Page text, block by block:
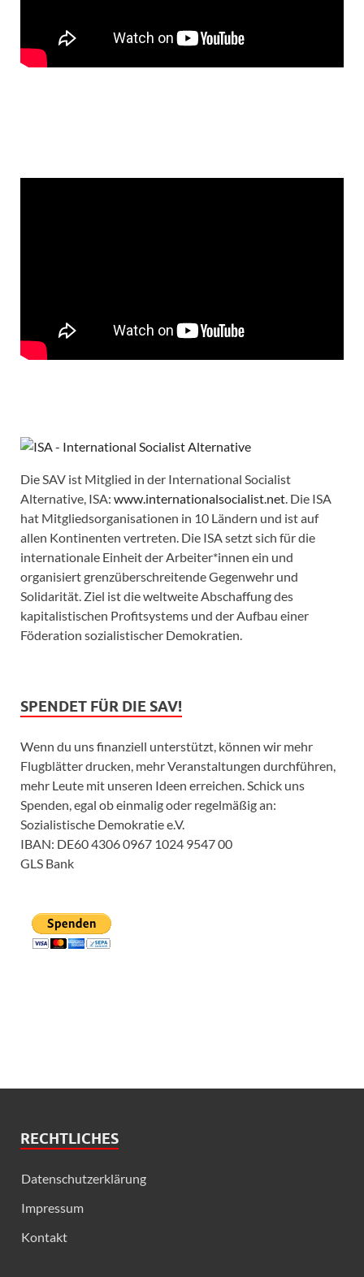
Die SAV ist Mitglied in der International Socialist
Alternative, ISA: www.internationalsocialist.net. Die ISA
hat Mitgliedsorganisationen in 10 Ländern und ist auf
allen Kontinenten vertreten. Die ISA setzt sich für die
internationale Einheit der Arbeiter*innen ein und
organisiert grenzüberschreitende Gegenwehr und
Solidarität. Ziel ist die weltweite Abschaffung des
kapitalistischen Profitsystems und der Aufbau einer
Föderation sozialistischer Demokratien.
SPENDET FÜR DIE SAV!
Wenn du uns finanziell unterstützt, können wir mehr
Flugblätter drucken, mehr Veranstaltungen durchführen,
mehr Leute mit unseren Ideen erreichen. Schick uns
Spenden, egal ob einmalig oder regelmäßig an:
Sozialistische Demokratie e.V.
IBAN: DE60 4306 0967 1024 9547 00
GLS Bank
RECHTLICHES
Datenschutzerklärung
Impressum
Kontakt